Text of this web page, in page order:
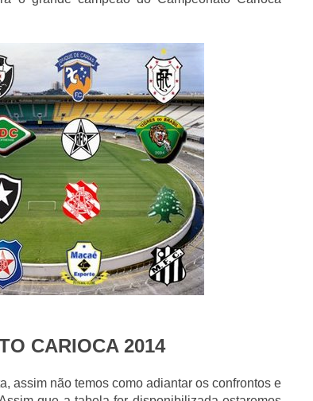
CARIOCA 2014
assim não temos como adiantar os confrontos e